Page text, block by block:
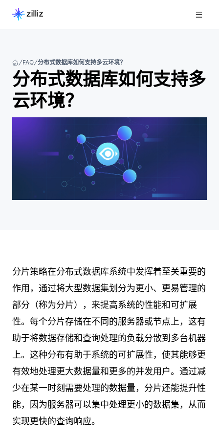
FAQ 分布式数据库如何支持多云环境？
分布式数据库如何支持多
云环境？
分片策略在分布式数据库系统中发挥着至关重要的
作用，通过将大型数据集划分为更小、更易管理的
部分（称为分片），来提高系统的性能和可扩展
性。每个分片存储在不同的服务器或节点上，这有
助于将数据存储和查询处理的负载分散到多台机器
上。这种分布有助于系统的可扩展性，使其能够更
有效地处理更大数据量和更多的并发用户。通过减
少在某一时刻需要处理的数据量，分片还能提升性
能，因为服务器可以集中处理更小的数据集，从而
实现更快的查询响应。